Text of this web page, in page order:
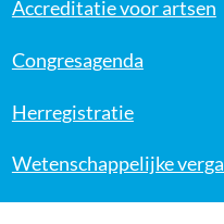
Accreditatie voor artsen
Congresagenda
Herregistratie
Wetenschappelijke